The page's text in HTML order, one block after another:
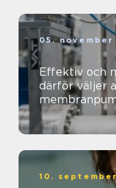
05. november
Effektiv och
därför väljer
10.